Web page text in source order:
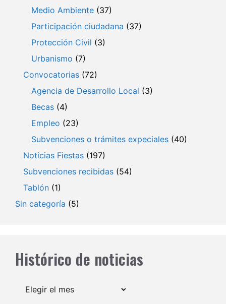
Medio Ambiente (37)
Participación ciudadana (37)
Protección Civil (3)
Urbanismo (7)
Convocatorias (72)
Agencia de Desarrollo Local (3)
Becas (4)
Empleo (23)
Subvenciones o trámites expeciales (40)
Noticias Fiestas (197)
Subvenciones recibidas (54)
Tablón (1)
Sin categoría (5)
Histórico de noticias
Archivos